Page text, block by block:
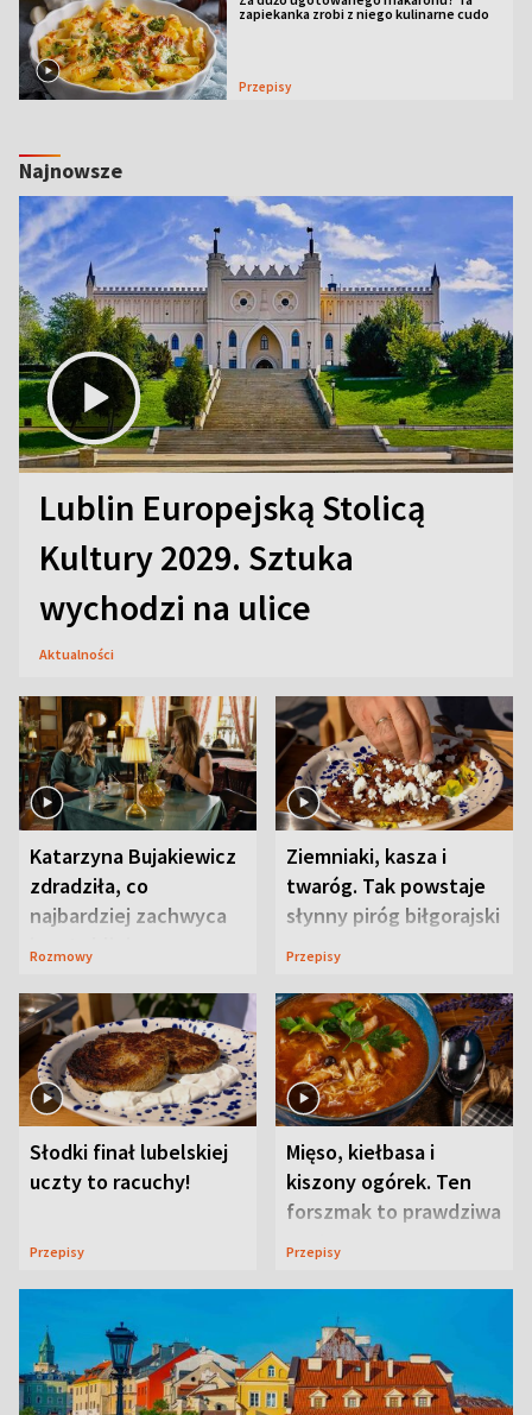
zapiekanka zrobi z niego kulinarne cudo
Przepisy
Najnowsze
Lublin Europejską Stolicą
Kultury 2029. Sztuka
wychodzi na ulice
Aktualności
Katarzyna Bujakiewicz
zdradziła, co
najbardziej zachwyca
ją w Lublinie
Rozmowy
Ziemniaki, kasza i
twaróg. Tak powstaje
słynny piróg biłgorajski
Przepisy
Słodki finał lubelskiej
uczty to racuchy!
Przepisy
Mięso, kiełbasa i
kiszony ogórek. Ten
forszmak to prawdziwa
uczta
Przepisy